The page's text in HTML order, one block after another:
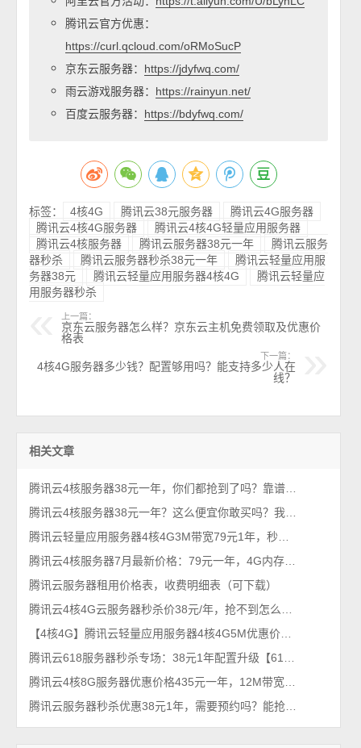
腾讯云官方优惠：
https://curl.qcloud.com/oRMoSucP
京东云服务器： https://jdyfwq.com/
雨云游戏服务器： https://rainyun.net/
百度云服务器： https://bdyfwq.com/
标签： 4核4G 腾讯云38元服务器
腾讯云4G服务器
腾讯云4核4G服务器
腾讯云4核4G轻量应用服务器
腾讯云4核服务器
腾讯云服务器38元一年
腾讯云服务
器秒杀
腾讯云服务器秒杀38元一年
腾讯云轻量应用服
务器38元
腾讯云轻量应用服务器4核4G
腾讯云轻量应
用服务器秒杀
上一篇：
京东云服务器怎么样？京东云主机免费领取及优惠价
格表
下一篇：
4核4G服务器多少钱？配置够用吗？能支持多少人在
线？
相关文章
腾讯云服务器租用价格表，收费明细表（可下载）